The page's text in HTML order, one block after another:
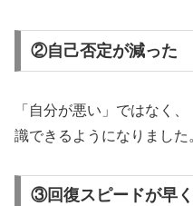
②自己否定が減った
「自分が悪い」ではなく
識できるようになりました
③回復スピードが早